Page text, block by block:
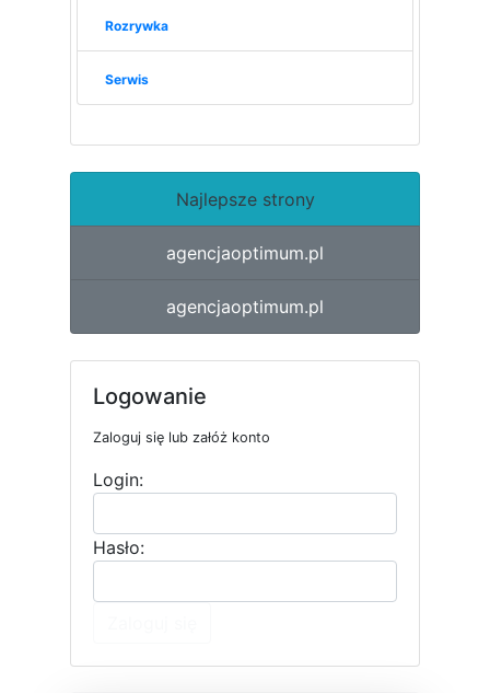
Rozrywka
Serwis
Najlepsze strony
agencjaoptimum.pl
agencjaoptimum.pl
Logowanie
Zaloguj się lub załóż konto
Login:
Hasło: